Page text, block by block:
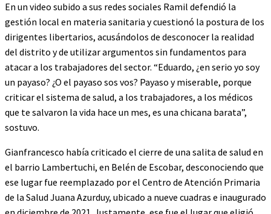
En un video subido a sus redes sociales Ramil defendió la
gestión local en materia sanitaria y cuestionó la postura de los
dirigentes libertarios, acusándolos de desconocer la realidad
del distrito y de utilizar argumentos sin fundamentos para
atacar a los trabajadores del sector. “Eduardo, ¿en serio yo soy
un payaso? ¿O el payaso sos vos? Payaso y miserable, porque
criticar el sistema de salud, a los trabajadores, a los médicos
que te salvaron la vida hace un mes, es una chicana barata”,
sostuvo.
Gianfrancesco había criticado el cierre de una salita de salud en
el barrio Lambertuchi, en Belén de Escobar, desconociendo que
ese lugar fue reemplazado por el Centro de Atención Primaria
de la Salud Juana Azurduy, ubicado a nueve cuadras e inaugurado